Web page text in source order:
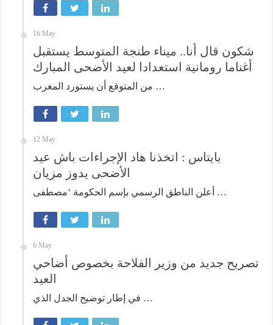
16 May
شكون قال أنا.. ميناء طنجة المتوسط يستقبل
أغناما رومانية استعدادا لعيد الأضحى المبارك
من المتوقع أن يستورد المغرب …
12 May
بايتاس : اتخذنا هاد الإجراءات باش عيد
الأضحى يدوز مزيان
أعلن الناطق الرسمي بإسم الحكومة ‘مصطفى …
6 May
تصريح جديد من وزير الفلاحة بخصوص أضاحي
العيد
في إطار توضيح الجدل الذي …